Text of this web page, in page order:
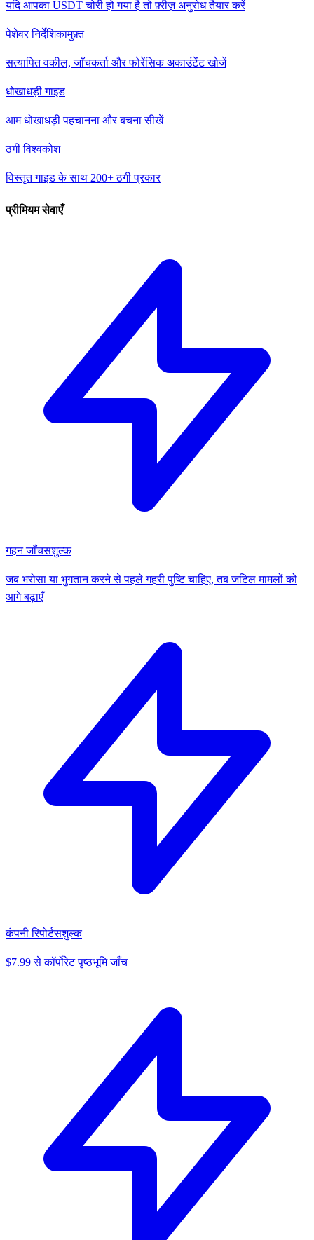
यदि आपका USDT चोरी हो गया है तो फ़्रीज़ अनुरोध तैयार करें
पेशेवर निर्देशिकामुफ़्त
सत्यापित वकील, जाँचकर्ता और फोरेंसिक अकाउंटेंट खोजें
धोखाधड़ी गाइड
आम धोखाधड़ी पहचानना और बचना सीखें
ठगी विश्वकोश
विस्तृत गाइड के साथ 200+ ठगी प्रकार
प्रीमियम सेवाएँ
गहन जाँचसशुल्क
जब भरोसा या भुगतान करने से पहले गहरी पुष्टि चाहिए, तब जटिल मामलों को
आगे बढ़ाएँ
कंपनी रिपोर्टसशुल्क
$7.99 से कॉर्पोरेट पृष्ठभूमि जाँच